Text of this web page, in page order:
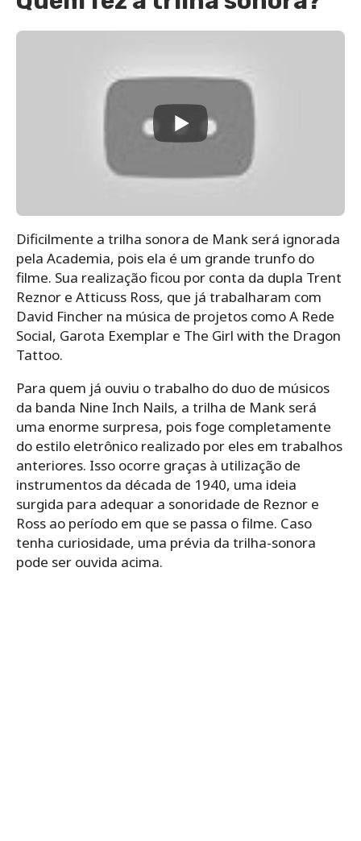
Dificilmente a trilha sonora de Mank será ignorada
pela Academia, pois ela é um grande trunfo do
filme. Sua realização ficou por conta da dupla Trent
Reznor e Atticuss Ross, que já trabalharam com
David Fincher na música de projetos como A Rede
Social, Garota Exemplar e The Girl with the Dragon
Tattoo.
Para quem já ouviu o trabalho do duo de músicos
da banda Nine Inch Nails, a trilha de Mank será
uma enorme surpresa, pois foge completamente
do estilo eletrônico realizado por eles em trabalhos
anteriores. Isso ocorre graças à utilização de
instrumentos da década de 1940, uma ideia
surgida para adequar a sonoridade de Reznor e
Ross ao período em que se passa o filme. Caso
tenha curiosidade, uma prévia da trilha-sonora
pode ser ouvida acima.